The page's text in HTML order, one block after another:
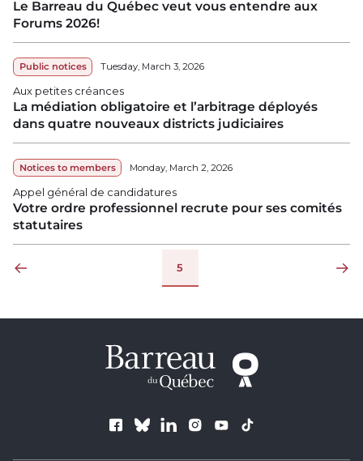
Le Barreau du Québec veut vous entendre aux
Forums 2026!
Public notices Tuesday, March 3, 2026
Aux petites créances
La médiation obligatoire et l’arbitrage déployés
dans quatre nouveaux districts judiciaires
Notices to members Monday, March 2, 2026
Appel général de candidatures
Votre ordre professionnel recrute pour ses comités
statutaires
Pages 5
Next
Follow us